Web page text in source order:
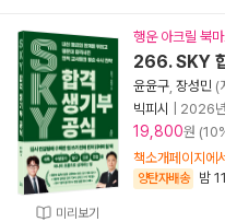
미리보기
행운 아크릴 북
266. SKY
윤윤구 장성민 (
빅피시
2026
19,800원
책소개페이지에
양탄자배송 밤